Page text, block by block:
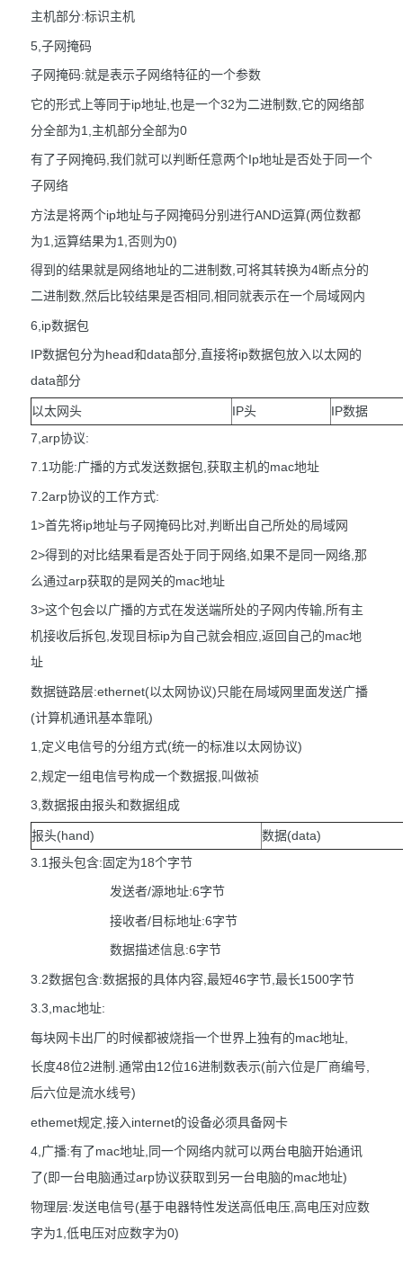
主机部分:标识主机
5,子网掩码
子网掩码:就是表示子网络特征的一个参数
它的形式上等同于ip地址,也是一个32为二进制数,它的网络部
分全部为1,主机部分全部为0
有了子网掩码,我们就可以判断任意两个Ip地址是否处于同一个
子网络
方法是将两个ip地址与子网掩码分别进行AND运算(两位数都
为1,运算结果为1,否则为0)
得到的结果就是网络地址的二进制数,可将其转换为4断点分的
二进制数,然后比较结果是否相同,相同就表示在一个局域网内
6,ip数据包
IP数据包分为head和data部分,直接将ip数据包放入以太网的
data部分
以太网头 IP头
IP数据
7,arp协议:
7.1功能:广播的方式发送数据包,获取主机的mac地址
7.2arp协议的工作方式:
1>首先将ip地址与子网掩码比对,判断出自己所处的局域网
2>得到的对比结果看是否处于同于网络,如果不是同一网络,那
么通过arp获取的是网关的mac地址
3>这个包会以广播的方式在发送端所处的子网内传输,所有主
机接收后拆包,发现目标ip为自己就会相应,返回自己的mac地
址
数据链路层:ethernet(以太网协议)只能在局域网里面发送广播
(计算机通讯基本靠吼)
1,定义电信号的分组方式(统一的标准以太网协议)
2,规定一组电信号构成一个数据报,叫做祯
3,数据报由报头和数据组成
报头(hand)
数据(data)
3.1报头包含:固定为18个字节
发送者/源地址:6字节
接收者/目标地址:6字节
数据描述信息:6字节
3.2数据包含:数据报的具体内容,最短46字节,最长1500字节
3.3,mac地址:
每块网卡出厂的时候都被烧指一个世界上独有的mac地址,
长度48位2进制.通常由12位16进制数表示(前六位是厂商编号,
后六位是流水线号)
ethemet规定,接入internet的设备必须具备网卡
4,广播:有了mac地址,同一个网络内就可以两台电脑开始通讯
了(即一台电脑通过arp协议获取到另一台电脑的mac地址)
物理层:发送电信号(基于电器特性发送高低电压,高电压对应数
字为1,低电压对应数字为0)